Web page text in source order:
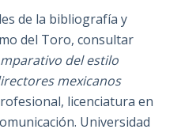
de la bibliografía y
del Toro, consultar
del estilo
mexicanos
licenciatura en
Universidad